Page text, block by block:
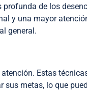
de los
y una mayor
general.
Estas
metas, lo que